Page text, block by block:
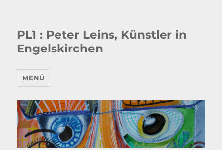
PL1 : Peter Leins, Künstler in
Engelskirchen
MENÜ